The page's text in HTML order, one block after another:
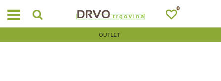
0
OUTLET